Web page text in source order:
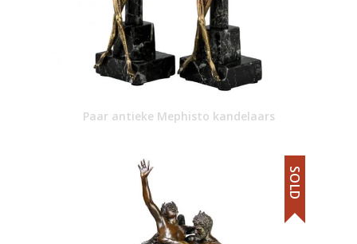
Paar antieke Mephisto kandelaars
SOLD